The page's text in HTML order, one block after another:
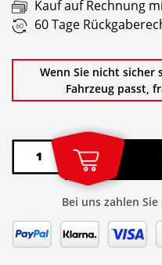
Kauf auf Rechnung
60 Tage
Wenn Sie nicht sicher
Fahrzeug passt,
Bei uns zahlen